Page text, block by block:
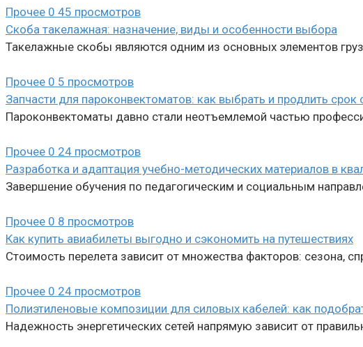
Прочее 0 45 просмотров
Скоба такелажная: назначение, виды и особенности выбора
Такелажные скобы являются одним из основных элементов
Прочее 0 5 просмотров
Запчасти для пароконвектоматов: как выбрать и продлить
Пароконвектоматы давно стали неотъемлемой частью
Прочее 0 24 просмотров
Разработка и адаптация учебно-методических материалов в
Завершение обучения по педагогическим и социальным
Прочее 0 8 просмотров
Как купить авиабилеты выгодно и сэкономить на путешествиях
Стоимость перелета зависит от множества факторов: сезона,
Прочее 0 24 просмотров
Полиэтиленовые композиции для силовых кабелей: как
Надежность энергетических сетей напрямую зависит от